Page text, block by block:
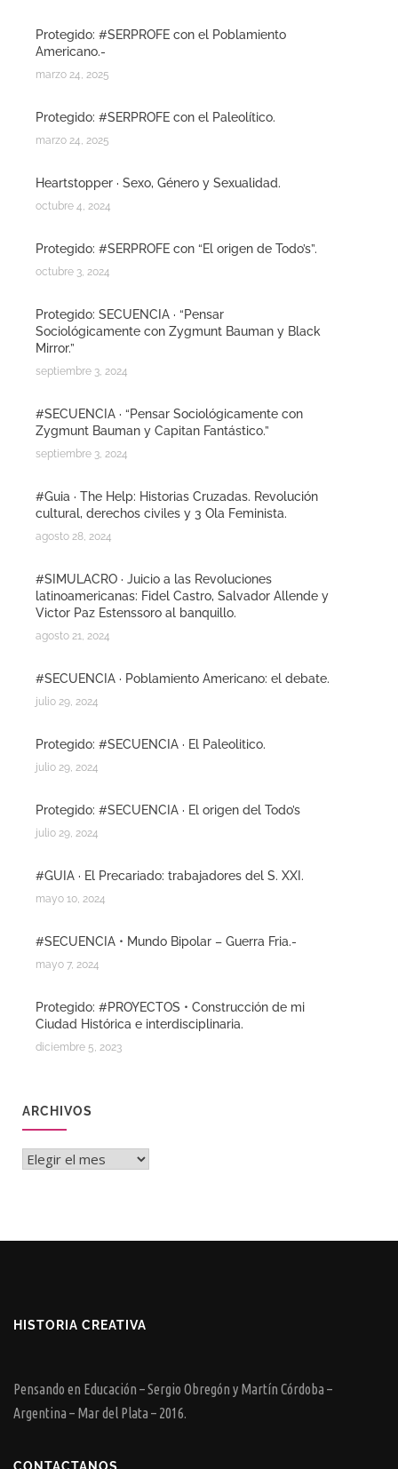
Protegido: #SERPROFE con el Poblamiento
Americano.-
marzo 24, 2025
Protegido: #SERPROFE con el Paleolítico.
marzo 24, 2025
Heartstopper · Sexo, Género y Sexualidad.
octubre 4, 2024
Protegido: #SERPROFE con “El origen de Todo’s”.
octubre 3, 2024
Protegido: SECUENCIA · “Pensar
Sociológicamente con Zygmunt Bauman y Black
Mirror.”
septiembre 3, 2024
#SECUENCIA · “Pensar Sociológicamente con
Zygmunt Bauman y Capitan Fantástico.”
septiembre 3, 2024
#Guia · The Help: Historias Cruzadas. Revolución
cultural, derechos civiles y 3 Ola Feminista.
agosto 28, 2024
#SIMULACRO · Juicio a las Revoluciones
latinoamericanas: Fidel Castro, Salvador Allende y
Victor Paz Estenssoro al banquillo.
agosto 21, 2024
#SECUENCIA · Poblamiento Americano: el debate.
julio 29, 2024
Protegido: #SECUENCIA · El Paleolitico.
julio 29, 2024
Protegido: #SECUENCIA · El origen del Todo’s
julio 29, 2024
#GUIA · El Precariado: trabajadores del S. XXI.
mayo 10, 2024
#SECUENCIA • Mundo Bipolar – Guerra Fria.-
mayo 7, 2024
Protegido: #PROYECTOS • Construcción de mi
Ciudad Histórica e interdisciplinaria.
diciembre 5, 2023
ARCHIVOS
Archivos
HISTORIA CREATIVA
Pensando en Educación – Sergio Obregón y Martín Córdoba –
Argentina – Mar del Plata – 2016.